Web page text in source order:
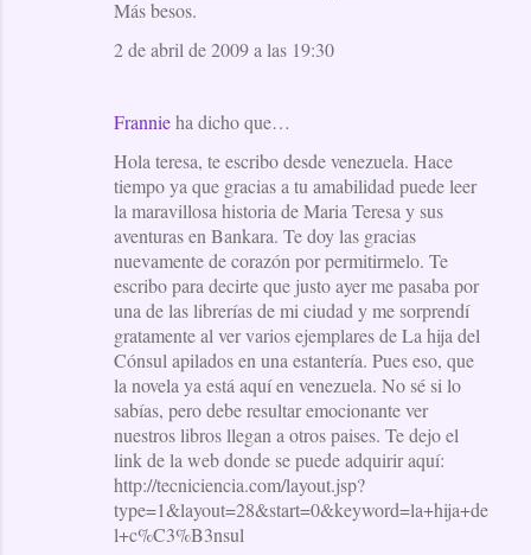
Más besos.
2 de abril de 2009 a las 19:30
Frannieha dicho que…
Hola teresa, te escribo desde venezuela. Hace
tiempo ya que gracias a tu amabilidad puede leer
la maravillosa historia de Maria Teresa y sus
aventuras en Bankara. Te doy las gracias
nuevamente de corazón por permitirmelo. Te
escribo para decirte que justo ayer me pasaba por
una de las librerías de mi ciudad y me sorprendí
gratamente al ver varios ejemplares de La hija del
Cónsul apilados en una estantería. Pues eso, que
la novela ya está aquí en venezuela. No sé si lo
sabías, pero debe resultar emocionante ver
nuestros libros llegan a otros paises. Te dejo el
link de la web donde se puede adquirir aquí:
http://tecniciencia.com/layout.jsp?
type=1&layout=28&start=0&keyword=la+hija+de
l+c%C3%B3nsul